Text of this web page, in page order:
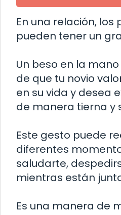
En una relación,
pueden tener un
Un beso en la
de que tu novio
en su vida y desea
de manera tierna y
Este gesto puede
diferentes
saludarte,
mientras están
Es una manera de